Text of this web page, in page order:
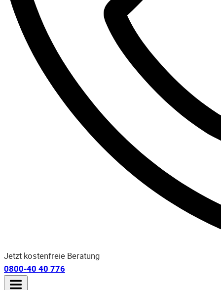
Jetzt kostenfreie Beratung
0800-40 40 776